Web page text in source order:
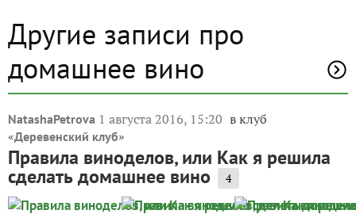
Другие записи про
домашнее вино
NatashaPetrova 1 августа 2016, 15:20 в клуб
«Деревенский клуб»
Правила виноделов, или Как я решила
сделать домашнее вино 4